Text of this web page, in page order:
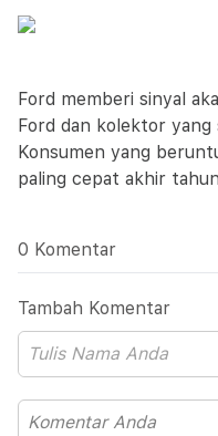
Ford memberi sinyal
Ford dan kolektor yang
Konsumen yang
paling cepat akhir
0 Komentar
Tambah Komentar